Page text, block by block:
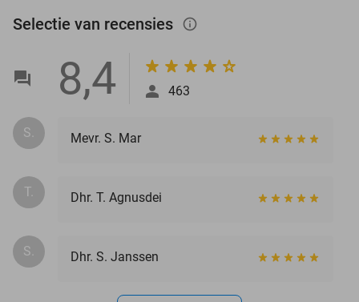
Selectie van recensies info_outlined
8,4 463
S. Mevr. S. Mar
T. Dhr. T. Agnusdei
S. Dhr. S. Janssen